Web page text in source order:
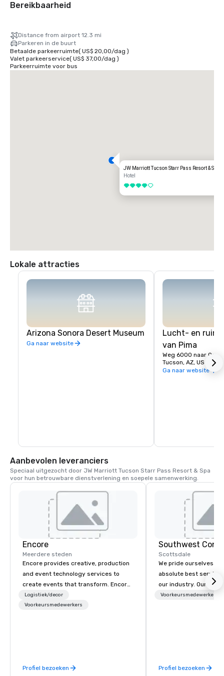
Bereikbaarheid
Distance from airport 12.3 mi
Parkeren in de buurt
Betaalde parkeerruimte( US$ 20,00/dag )
Valet parkeerservice( US$ 37,00/dag )
Parkeerruimte voor bus
JW Marriott Tucson Starr Pass Resort & Spa
Hotel
4 van 5
Lokale attracties
Arizona Sonora Desert Museum
Ga naar website
Lucht- en
van Pima
Weg 6000 naar
Tucson, AZ, US 85706
Ga naar website
Aanbevolen leveranciers
Speciaal uitgezocht door JW Marriott Tucson Starr Pass Resort & Spa
voor hun betrouwbare dienstverlening en soepele samenwerking.
Encore
Meerdere steden
Encore provides creative, production
and event technology services to
create events that transform. Encore
creates memorable event experiences
that engage and transform
creative, advanced technology,
Logistiek/decor
Voorkeursmedewerkers
Profiel bezoeken
Scottsdale
We pride ourselves in
absolute best service
our industry. Our goal
exceed our client’s
Voorkeursmedewerkers
Profiel bezoeken